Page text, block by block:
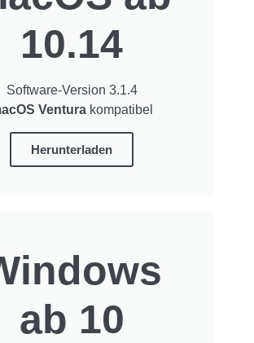
10.14
Software-Version 3.1.4
Ventura kompatibel
Herunterladen
ab 10